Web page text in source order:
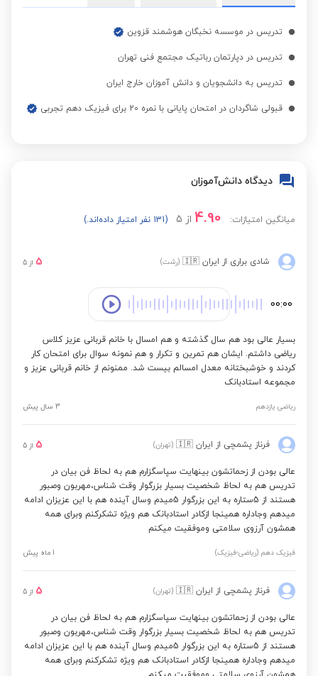
تدریس در موسسه نخبگان هوشمند قزوین
تدریس در دپارتمان رباتیک مجتمع فنی تهران
تدریس به دانشجویان و دانش آموزان خارج ایران
قبولی شاگردان در امتحان پایانی با نمره 20 برای فیزیک دهم تجربی
دیدگاه دانش‌آموزان
میانگین امتیازات: 4.90 از 5 (131 نفر امتیاز داده‌اند.)
شادی براری از ایران 🇮🇷 (رشت) 5 از 5
00:00
بسیار عالی بود هم سال گذشته و هم امسال با خانم قربانی عزیز کلاس
ریاضی داشتم. ایشان هم تمرین و تکرار و هم نمونه سوال برای امتحان کار
کردند و خوشبختانه معدل امسالم بیست شد. ممنونم از خانم قربانی عزیز و
مجموعه استادبانک
ریاضی یازدهم 3 سال پیش
فرناز پشمچی از ایران 🇮🇷 (تهران) 5 از 5
عالی بودن از زحماتشون بینهایت سپاسگزارم هم به لحاظ فن بیان در
تدریس هم به لحاظ شخصیت بسیار بزرگوار وقت شناس،مهربون وصبور
هستند از 5ستاره به این بزرگوار 5میدم وسال آینده هم با این عزیزان ادامه
میدهم وجاداره همینجا ازکادر استادبانک هم ویژه تشکرکنم وبرای همه
همشون آرزوی سلامتی وموفقیت میکنم
فیزیک دهم (ریاضی-فیزیک) 1 ماه پیش
فرناز پشمچی از ایران 🇮🇷 (تهران) 5 از 5
عالی بودن از زحماتشون بینهایت سپاسگزارم هم به لحاظ فن بیان در
تدریس هم به لحاظ شخصیت بسیار بزرگوار وقت شناس،مهربون وصبور
هستند از 5ستاره به این بزرگوار 5میدم وسال آینده هم با این عزیزان ادامه
میدهم وجاداره همینجا ازکادر استادبانک هم ویژه تشکرکنم وبرای همه